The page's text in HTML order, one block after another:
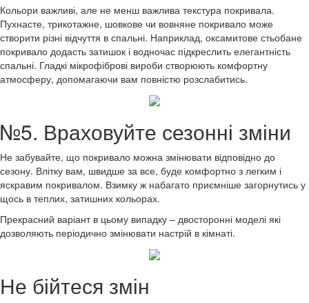
Кольори важливі, але не менш важлива текстура покривала.
Пухнасте, трикотажне, шовкове чи вовняне покривало може
створити різні відчуття в спальні. Наприклад, оксамитове стьобане
покривало додасть затишок і водночас підкреслить елегантність
спальні. Гладкі мікрофіброві вироби створюють комфортну
атмосферу, допомагаючи вам повністю розслабитись.
№5. Враховуйте сезонні зміни
Не забувайте, що покривало можна змінювати відповідно до
сезону. Влітку вам, швидше за все, буде комфортно з легким і
яскравим покривалом. Взимку ж набагато приємніше загорнутись у
щось в теплих, затишних кольорах.
Прекрасний варіант в цьому випадку – двосторонні моделі які
дозволяють періодично змінювати настрій в кімнаті.
Не бійтеся змін